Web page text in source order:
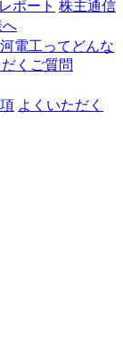
ポート 株主通信
へ
電工ってどんな
くご質問
よくいただく